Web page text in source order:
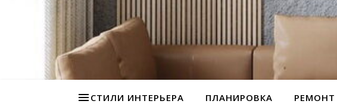
СТИЛИ ИНТЕРЬЕРА ПЛАНИРОВКА РЕМОНТ